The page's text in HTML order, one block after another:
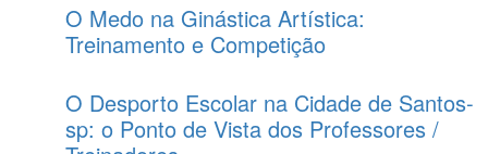
O Medo na Ginástica Artística:
Treinamento e Competição
O Desporto Escolar na Cidade de Santos-
sp: o Ponto de Vista dos Professores /